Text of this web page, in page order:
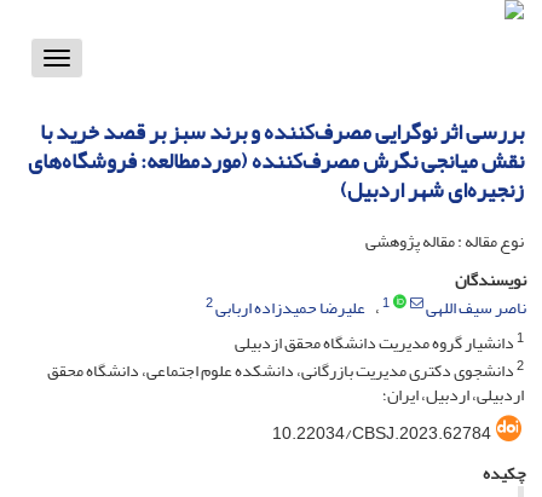
Toggle
بررسی اثر نوگرایی مصرف‌کننده و برند سبز بر قصد خرید با
نقش میانجی نگرش مصرف‌کننده (موردمطالعه: فروشگاه‌های
زنجیره‌ای شهر اردبیل)
نوع مقاله : مقاله پژوهشی
نویسندگان
ناصر سیف اللهی
1 علیرضا حمیدزاده اربابی2
1دانشیار گروه مدیریت دانشگاه محقق ازدبیلی
2دانشجوی دکتری مدیریت بازرگانی، دانشکده علوم اجتماعی، دانشگاه محقق
اردبیلی، اردبیل، ایران؛
10.22034/CBSJ.2023.62784
چکیده